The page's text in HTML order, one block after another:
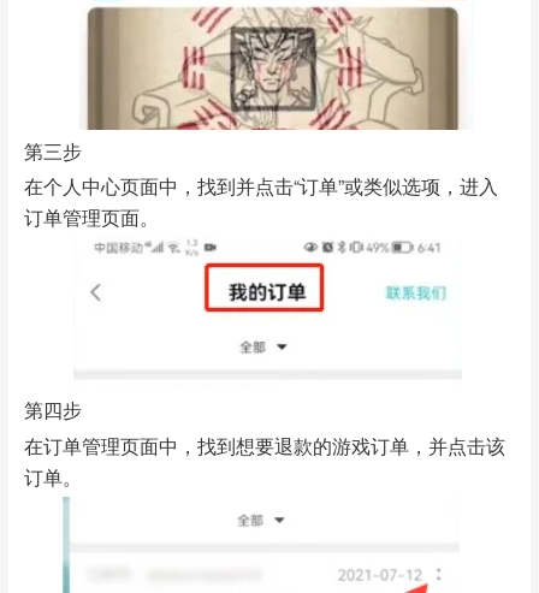
第三步
在个人中心页面中，找到并点击“订单”或类似选项，进入
订单管理页面。
第四步
在订单管理页面中，找到想要退款的游戏订单，并点击该
订单。